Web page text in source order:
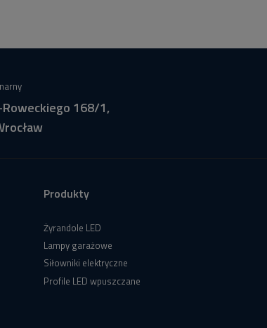
168/1,
Produkty
Żyrandole LED
Lampy garażowe
Siłowniki elektryczne
Profile LED wpuszczane